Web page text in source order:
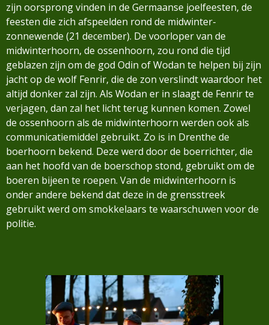
zijn oorsprong vinden in de Germaanse joelfeesten, de
feesten die zich afspeelden rond de midwinter-
zonnewende (21 december). De voorloper van de
midwinterhoorn, de ossenhoorn, zou rond die tijd
geblazen zijn om de god Odin ofWodan te helpen bij zijn
jacht op de wolf Fenrir, die de zon verslindt waardoor het
altijd donker zal zijn. Als Wodan er in slaagt de Fenrir te
verjagen, dan zal het licht terug kunnen komen. Zowel
de ossenhoorn als de midwinterhoorn werden ook als
communicatiemiddel gebruikt. Zo is in Drenthe de
boerhoorn bekend. Deze werd door de boerrichter, die
aan het hoofd van de boerschop stond, gebruikt om de
boeren bijeen te roepen. Van de midwinterhoorn is
onder andere bekend datdeze in de grensstreek
gebruikt werd om smokkelaars te waarschuwen voor de
politie.